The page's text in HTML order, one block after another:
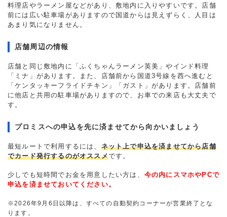
料理店やラーメン屋などがあり、敷地内に入りやすいです。店舗
前には広い駐車場がありますので国道からは見えずらく、人目は
あまり気になりません。
店舗周辺の情報
店舗と同じ敷地内に「ふくちゃんラーメン英美」やインド料理
「ミナ」があります。また、店舗前から国道3号線を西へ進むと
「ケンタッキーフライドチキン」「ガスト」があります。店舗前
に他店と共用の駐車場がありますので、お車での来店も大丈夫で
す。
プロミスへの申込を先に済ませてから向かいましょう
最短ルートで利用するには、 ネット上で申込を済ませてから店舗
でカード発行するのがオススメです。
少しでも短時間でお金を用意したい方は、 今の内にスマホやPCで
申込を済ませておいてください。
※2026年9月6日以降は、すべての自動契約コーナーが営業終了とな
ります。